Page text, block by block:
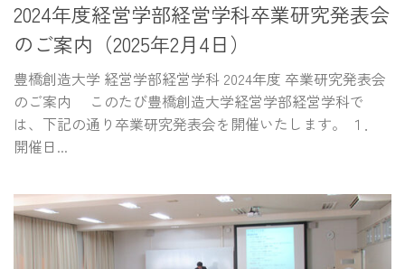
2024年度経営学部経営学科卒業研究発表会
のご案内（2025年2月4日）
豊橋創造大学 経営学部経営学科 2024年度 卒業研究発表会
のご案内 このたび豊橋創造大学経営学部経営学科で
は、下記の通り卒業研究発表会を開催いたします。 １．
開催日...